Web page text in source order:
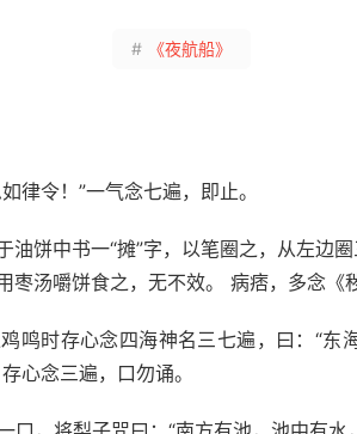
# 《夜航船》
律令！”一气念七遍，即止。
油饼中书一“摊”字，以笔圈之，从左边
汤嚼饼食之，无不效。 病痞，多念《
鸣时存心念四海神名三七遍，曰：“东
心念三遍，口勿诵。